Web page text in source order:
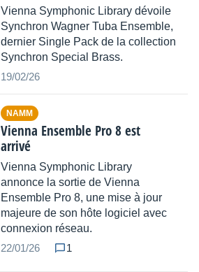
Vienna Symphonic Library dévoile
Synchron Wagner Tuba Ensemble,
dernier Single Pack de la collection
Synchron Special Brass.
19/02/26
NAMM
Vienna Ensemble Pro 8 est
arrivé
Vienna Symphonic Library
annonce la sortie de Vienna
Ensemble Pro 8, une mise à jour
majeure de son hôte logiciel avec
connexion réseau.
22/01/26
1